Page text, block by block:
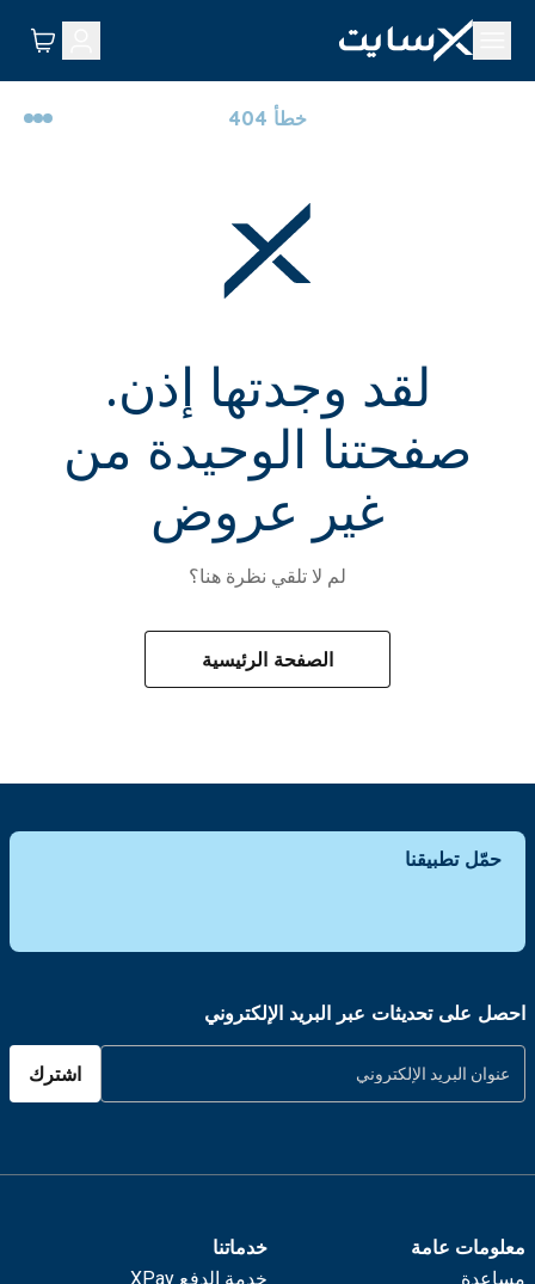
خطأ 404
لقد وجدتها إذن.
صفحتنا الوحيدة من
غير عروض
لم لا تلقي نظرة هنا؟
الصفحة الرئيسية
حمّل تطبيقنا
احصل على تحديثات عبر البريد الإلكتروني
اشترك
معلومات عامة
مساعدة
خدماتنا
خدمة الدفع XPay